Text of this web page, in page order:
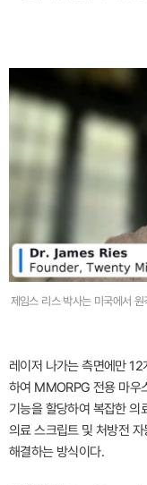
제임스 리스 박사는 미국에서
레이저 나가는 측면에만
하여 MMORPG 전용 마우
기능을 할당하여 복잡한 의
의료 스크립트 및 처방전
해결하는 방식이다.